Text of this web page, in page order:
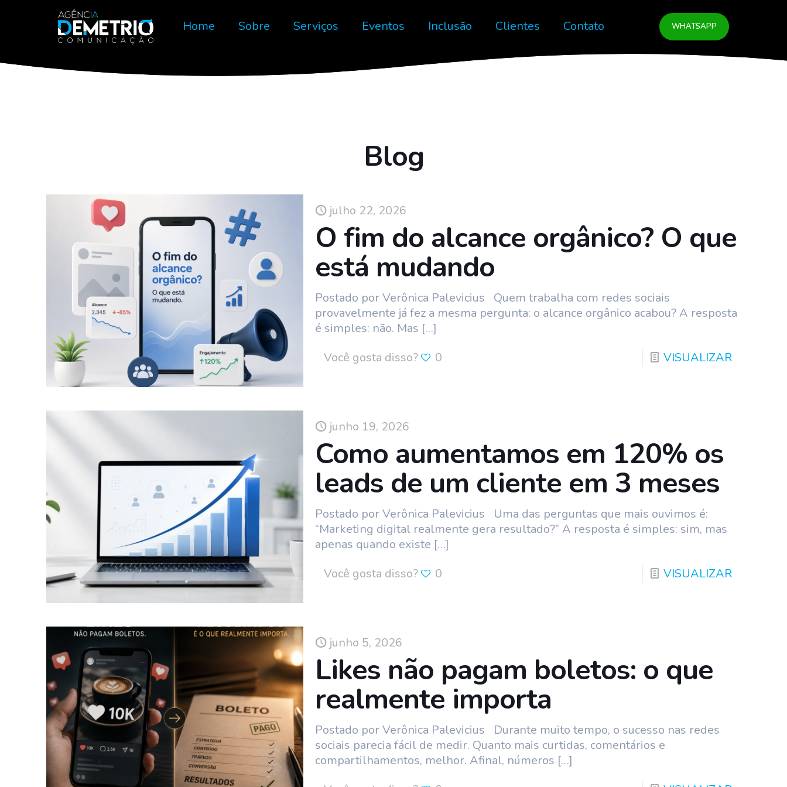
Home Sobre Serviços Eventos Inclusão Clientes Contato WHATSAPP
Blog
julho 22, 2026
O fim do alcance orgânico? O que
está mudando
Postado por Verônica Palevicius Quem trabalha com redes sociais
provavelmente já fez a mesma pergunta: o alcance orgânico acabou? A resposta
é simples: não. Mas […]
Você gosta disso?
0 VISUALIZAR
junho 19, 2026
Como aumentamos em 120% os
leads de um cliente em 3 meses
Postado por Verônica Palevicius Uma das perguntas que mais ouvimos é:
“Marketing digital realmente gera resultado?” A resposta é simples: sim, mas
apenas quando existe […]
Você gosta disso?
0 VISUALIZAR
junho 5, 2026
Likes não pagam boletos: o que
realmente importa
Postado por Verônica Palevicius Durante muito tempo, o sucesso nas redes
sociais parecia fácil de medir. Quanto mais curtidas, comentários e
compartilhamentos, melhor. Afinal, números […]